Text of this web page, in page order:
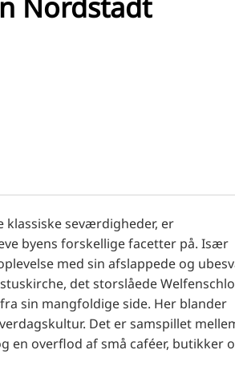
Nordstadt
klassiske seværdigheder, er
byens forskellige facetter på. Især
med sin afslappede og
det storslåede
sin mangfoldige side. Her blander
Det er samspillet
en overflod af små caféer, butikker